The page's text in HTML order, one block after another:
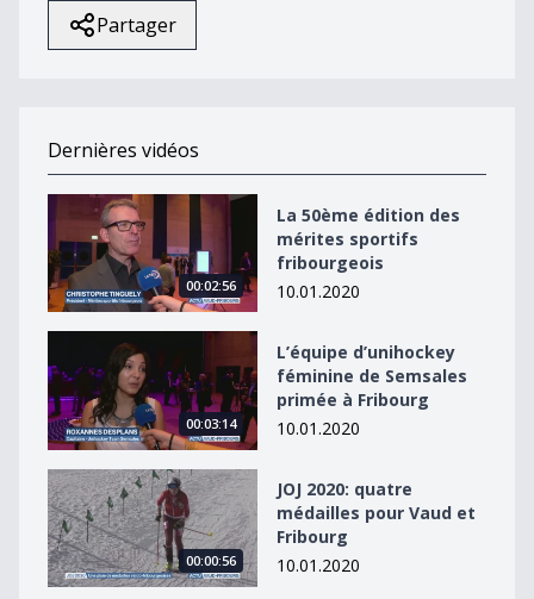
Partager
Dernières vidéos
La 50ème édition des mérites sportifs fribourgeois
00:02:56
La 50ème édition des
mérites sportifs
fribourgeois
10.01.2020
L’équipe d’unihockey féminine de Semsales primée à
00:03:14
L’équipe d’unihockey
féminine de Semsales
primée à Fribourg
10.01.2020
JOJ 2020: quatre médailles pour Vaud et Fribourg
00:00:56
JOJ 2020: quatre
médailles pour Vaud et
Fribourg
10.01.2020